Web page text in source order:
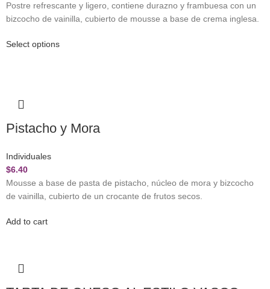
Postre refrescante y ligero, contiene durazno y frambuesa con un
bizcocho de vainilla, cubierto de mousse a base de crema inglesa.
Select options
Pistacho y Mora
Individuales
$6.40
Mousse a base de pasta de pistacho, núcleo de mora y bizcocho
de vainilla, cubierto de un crocante de frutos secos.
Add to cart